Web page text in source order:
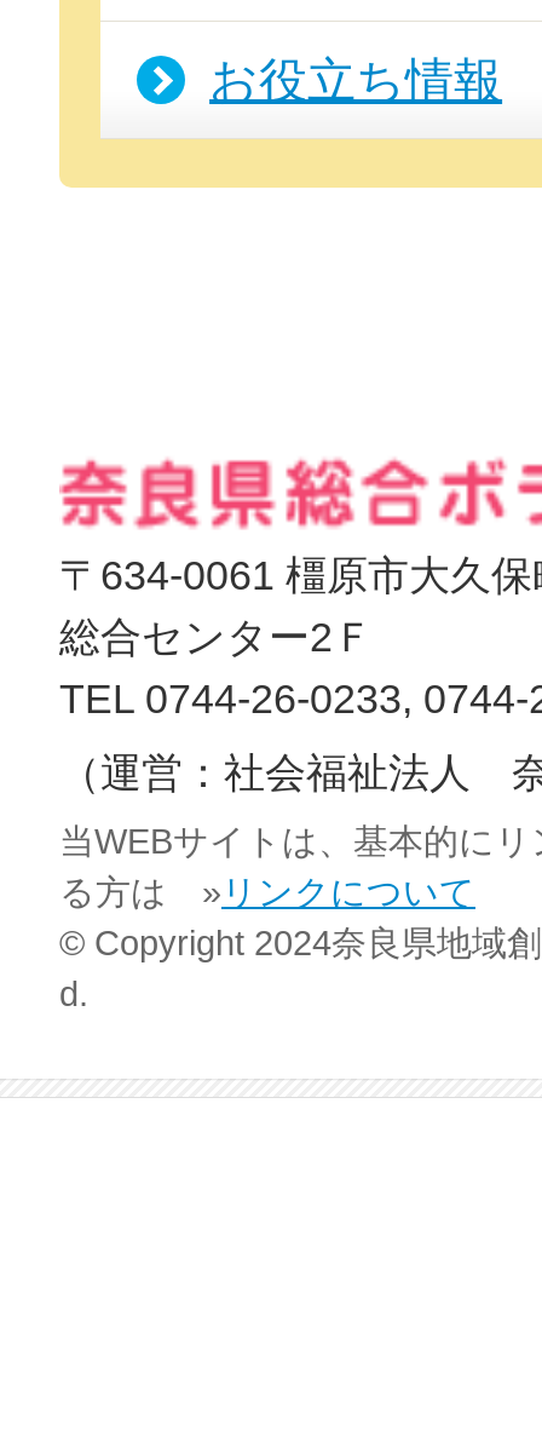
お役立ち情報
〒634-0061 橿原市大久
総合センター2Ｆ
TEL 0744-26-0233, 0744-
（運営：社会福祉法人
当WEBサイトは、基本的に
る方は » リンクについて
© Copyright 2024奈良県地域
d.